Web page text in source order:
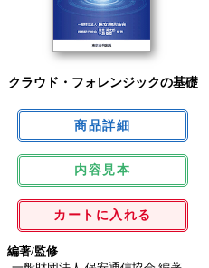
クラウド・フォレンジックの基礎
内容見本
カートに入れる
編著/監修